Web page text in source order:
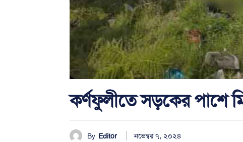
কর্ণফুলীতে সড়কের পাশে
By Editor নভেম্বর ৭, ২০২৪